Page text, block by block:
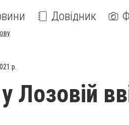
Довідник
р.
Лозовій